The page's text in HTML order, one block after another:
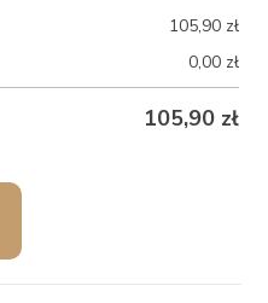
105,90 zł
0,00 zł
105,90 zł